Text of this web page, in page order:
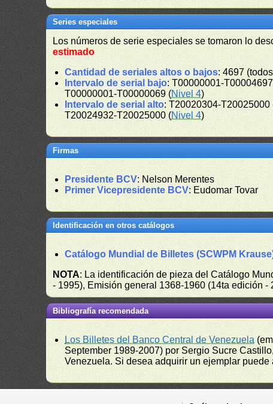
Series especiales
Los números de serie especiales se tomaron lo
estimado
Cantidad de seriales altos o bajos: 4697
Intervalo de serial bajo: T00000001-
T00000001-T00000069 (Nivel 4)
Intervalo de serial alto: T20020304-
T20024932-T20025000 (Nivel 4)
Firmas
Presidente BCV: Nelson Merentes
Primer Vicepresidente BCV: Eudomar Tovar
Identificación en otros catálogos
Catálogo Mundial de Billetes (SCWPM
NOTA: La identificación de pieza del Catálogo
- 1995), Emisión general 1368-1960 (14ta edición
Bibliografía recomendada
Los Billetes del Banco Central de Venezuela
September 1989-2007) por Sergio Sucre
Venezuela. Si desea adquirir un ejemplar